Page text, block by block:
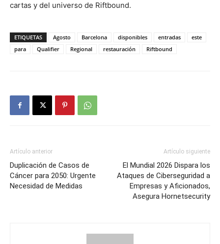
cartas y del universo de Riftbound.
ETIQUETAS Agosto Barcelona disponibles entradas
este
para
Qualifier Regional restauración Riftbound
Artículo anterior
Duplicación de Casos de
Cáncer para 2050: Urgente
Necesidad de Medidas
Artículo siguiente
El Mundial 2026 Dispara los
Ataques de Ciberseguridad a
Empresas y Aficionados,
Asegura Hornetsecurity